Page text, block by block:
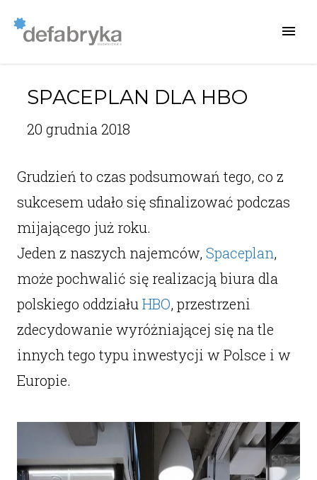
SPACEPLAN DLA HBO
20 grudnia 2018
Grudzień to czas podsumowań tego, co z
sukcesem udało się sfinalizować podczas
mijającego już roku.
Jeden z naszych najemców, Spaceplan,
może pochwalić się realizacją biura dla
polskiego oddziału HBO, przestrzeni
zdecydowanie wyróżniającej się na tle
innych tego typu inwestycji w Polsce i w
Europie.